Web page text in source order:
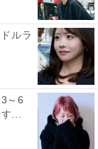
ねする動画が
ャンネル
。この楽曲で
第74回NHK紅
日時点で、
5500万再生を
ます。
ルラ
～6
...